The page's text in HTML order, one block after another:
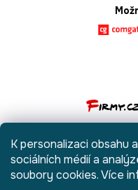
K personalizaci obsahu
sociálních médií a
soubory cookies. Více